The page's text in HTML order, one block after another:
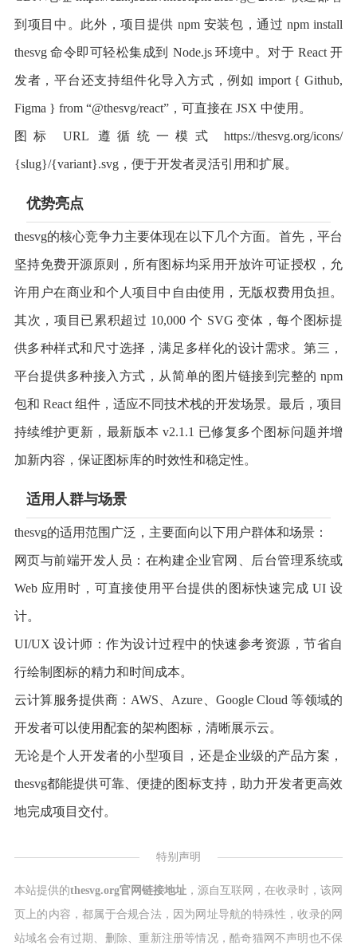
到项目中。此外，项目提供 npm 安装包，通过 npm install
thesvg 命令即可轻松集成到 Node.js 环境中。对于 React 开
发者，平台还支持组件化导入方式，例如 import { Github,
Figma } from “@thesvg/react”，可直接在 JSX 中使用。
图标 URL 遵循统一模式 https://thesvg.org/icons/
{slug}/{variant}.svg，便于开发者灵活引用和扩展。
优势亮点
thesvg的核心竞争力主要体现在以下几个方面。首先，平台
坚持免费开源原则，所有图标均采用开放许可证授权，允
许用户在商业和个人项目中自由使用，无版权费用负担。
其次，项目已累积超过 10,000 个 SVG 变体，每个图标提
供多种样式和尺寸选择，满足多样化的设计需求。第三，
平台提供多种接入方式，从简单的图片链接到完整的 npm
包和 React 组件，适应不同技术栈的开发场景。最后，项目
持续维护更新，最新版本 v2.1.1 已修复多个图标问题并增
加新内容，保证图标库的时效性和稳定性。
适用人群与场景
thesvg的适用范围广泛，主要面向以下用户群体和场景：
网页与前端开发人员：在构建企业官网、后台管理系统或
Web 应用时，可直接使用平台提供的图标快速完成 UI 设
计。
UI/UX 设计师：作为设计过程中的快速参考资源，节省自
行绘制图标的精力和时间成本。
云计算服务提供商：AWS、Azure、Google Cloud 等领域的
开发者可以使用配套的架构图标，清晰展示云。
无论是个人开发者的小型项目，还是企业级的产品方案，
thesvg都能提供可靠、便捷的图标支持，助力开发者更高效
地完成项目交付。
特别声明
本站提供的thesvg.org官网链接地址 ，源自互联网，在收录时，该网
页上的内容，都属于合规合法，因为网址导航的特殊性，收录的网
站域名会有过期、删除、重新注册等情况，酷奇猫网不声明也不保